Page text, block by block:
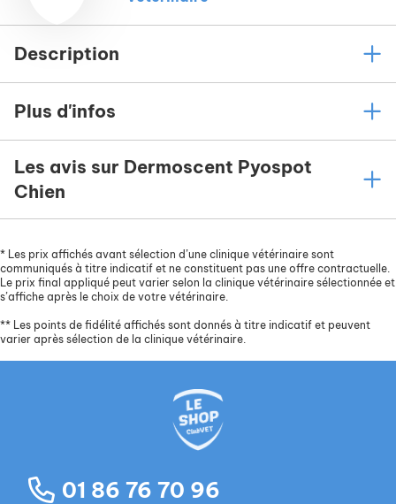
Description
Plus d'infos
Les avis sur Dermoscent Pyospot
Chien
* Les prix affichés avant sélection d’une clinique vétérinaire sont
communiqués à titre indicatif et ne constituent pas une offre contractuelle.
Le prix final appliqué peut varier selon la clinique vétérinaire sélectionnée et
s’affiche après le choix de votre vétérinaire.
** Les points de fidélité affichés sont donnés à titre indicatif et peuvent
varier après sélection de la clinique vétérinaire.
01 86 76 70 96